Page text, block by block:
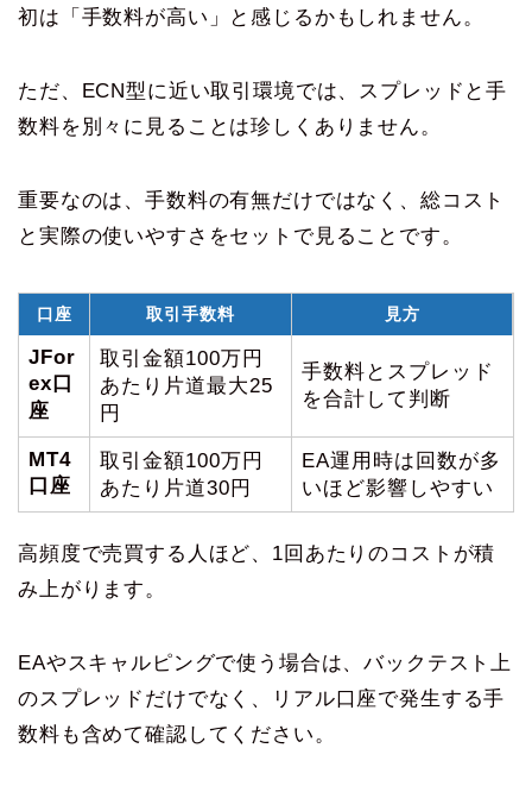
初は「手数料が高い」と感じるかもしれません。
ただ、ECN型に近い取引環境では、スプレッドと手
数料を別々に見ることは珍しくありません。
重要なのは、手数料の有無だけではなく、総コスト
と実際の使いやすさをセットで見ることです。
口座 取引手数料 見方
JFor
ex口
座
取引金額100万円
あたり片道最大25
円
手数料とスプレッド
を合計して判断
MT4
口座
取引金額100万円
あたり片道30円
EA運用時は回数が多
いほど影響しやすい
高頻度で売買する人ほど、1回あたりのコストが積
み上がります。
EAやスキャルピングで使う場合は、バックテスト上
のスプレッドだけでなく、リアル口座で発生する手
数料も含めて確認してください。